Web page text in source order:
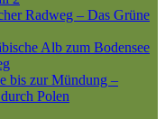
Radweg – Das Grüne
Alb zum Bodensee
bis zur Mündung –
Polen